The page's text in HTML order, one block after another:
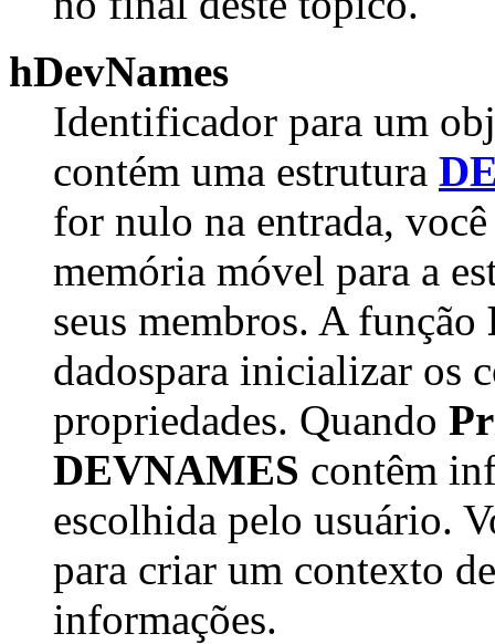
hDevNames
Identificador para um
contém uma estrutura
for nulo na entrada,
memória móvel para a
seus membros. A função
dadospara inicializar os
propriedades. Quando
DEVNAMES contêm
escolhida pelo usuário.
para criar um contexto
informações.